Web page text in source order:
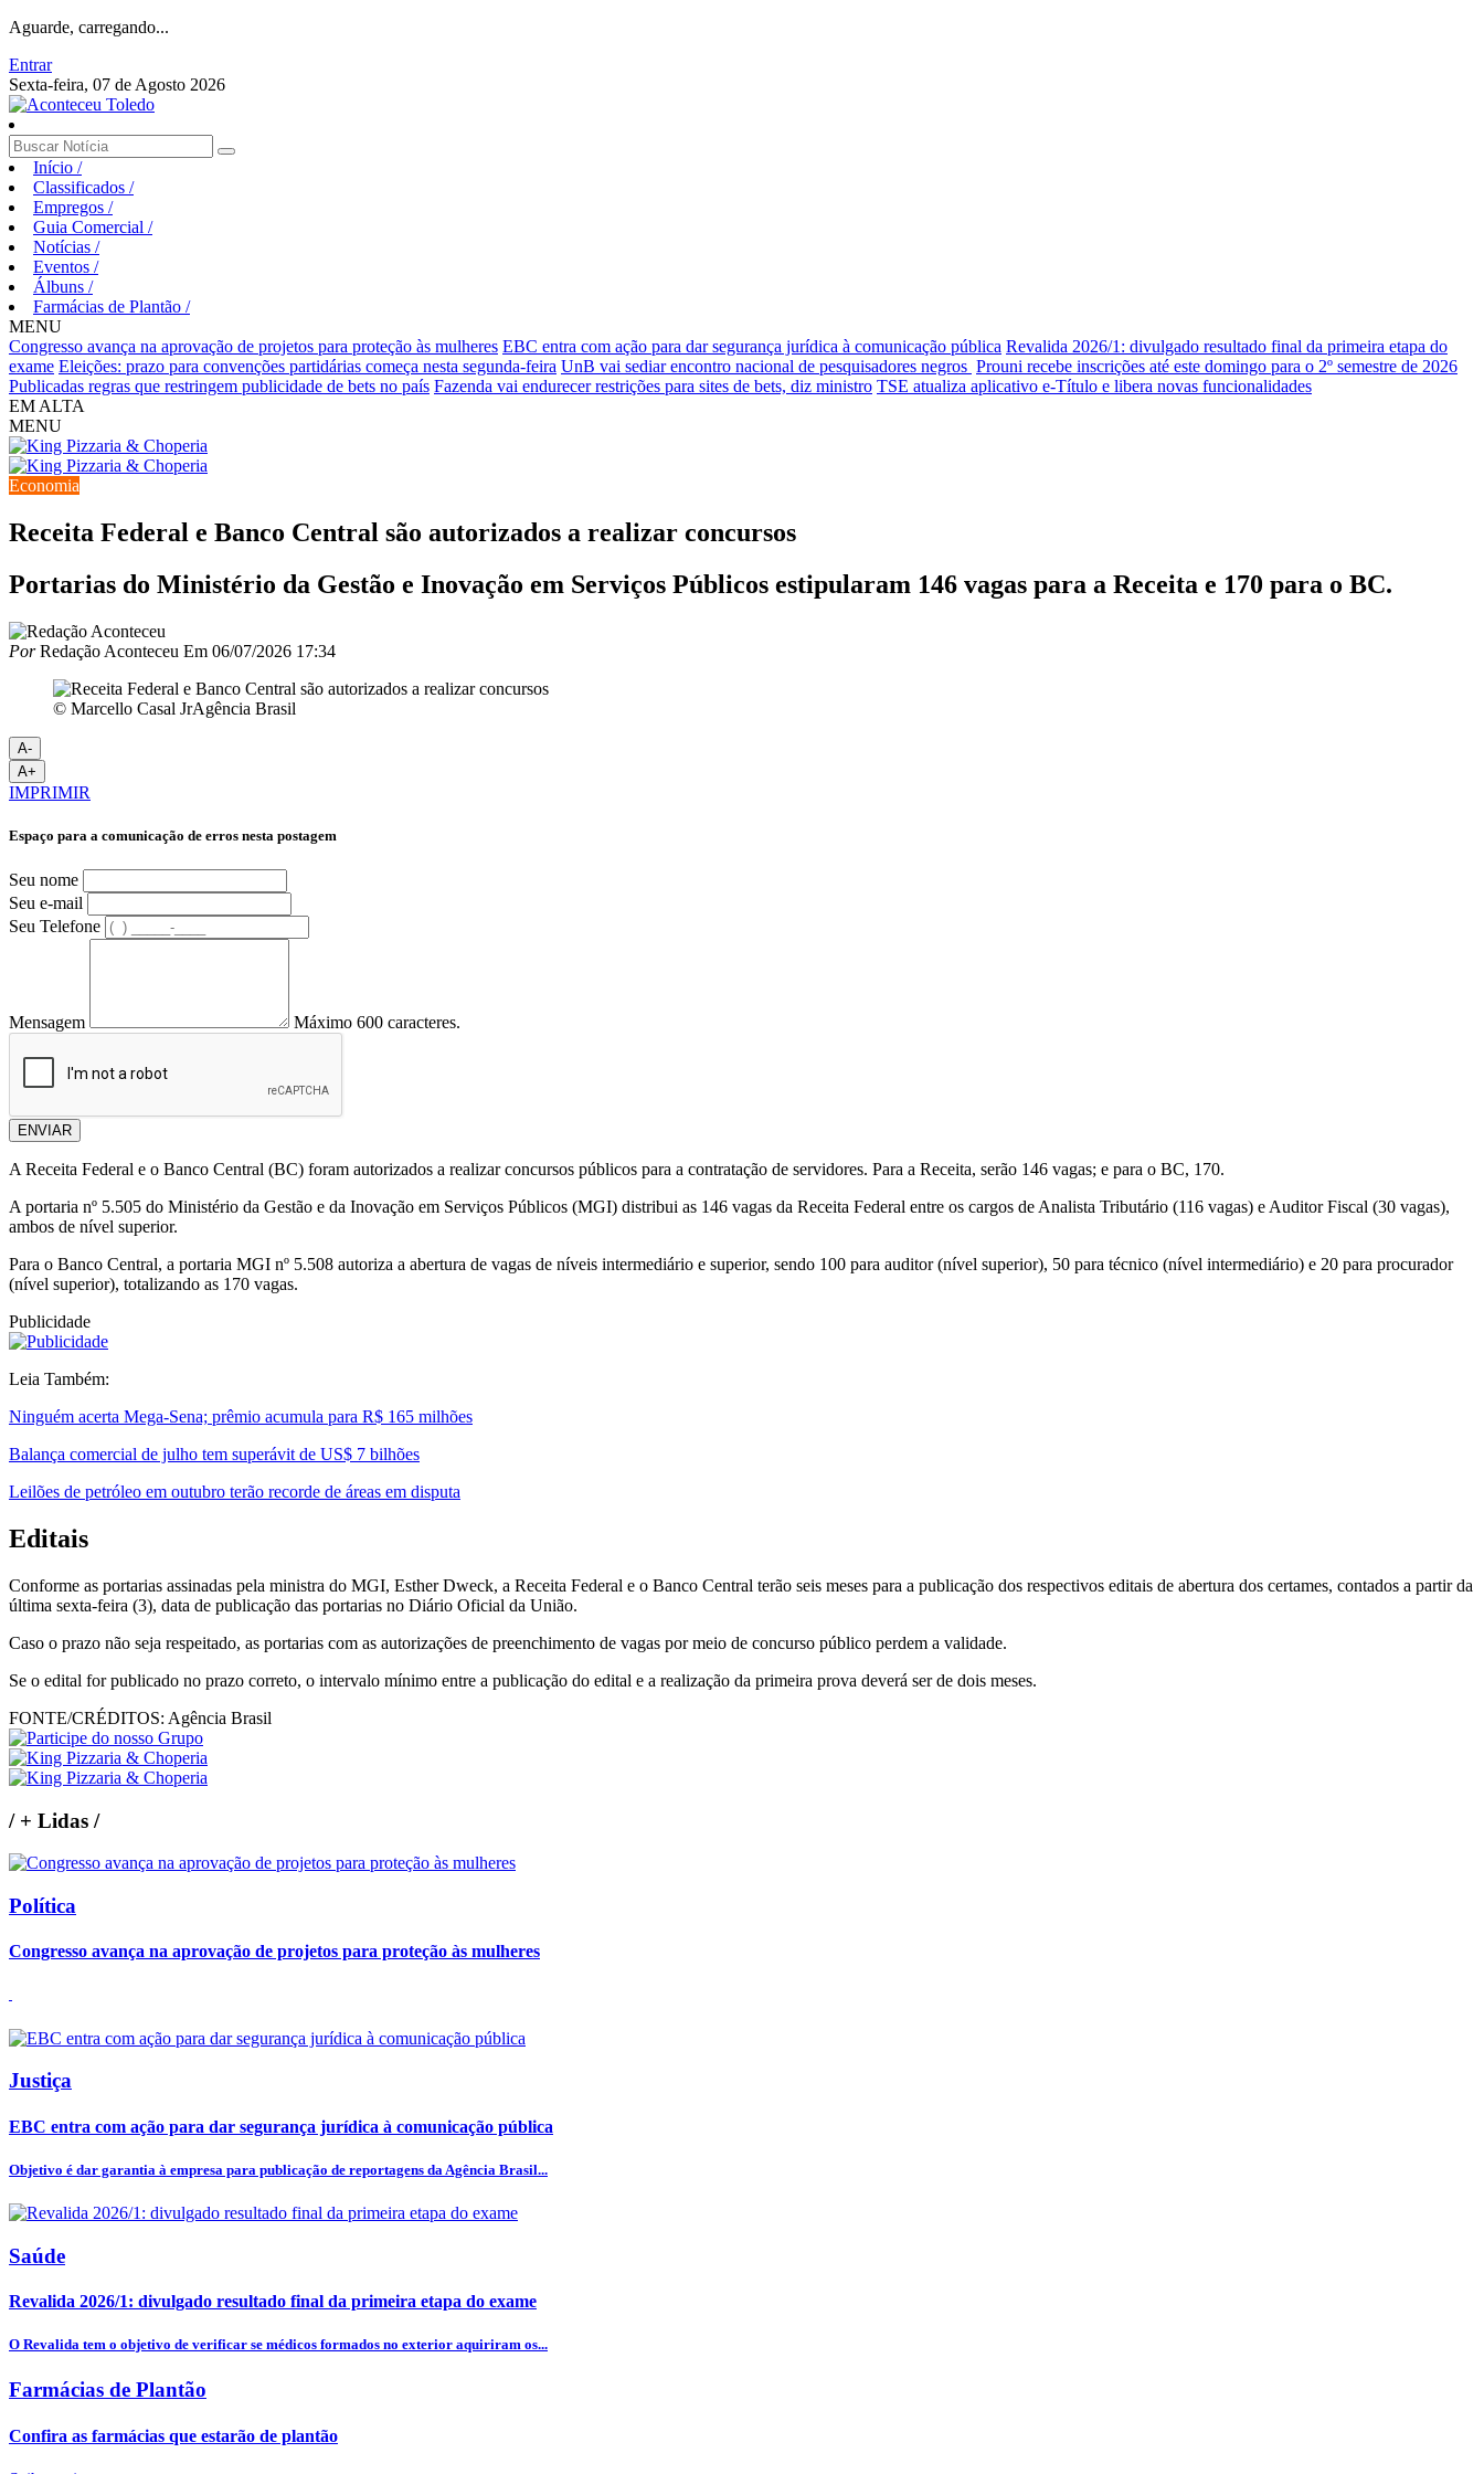
Aguarde, carregando...
Entrar
Sexta-feira, 07 de Agosto 2026
Início /
Classificados /
Empregos /
Guia Comercial /
Notícias /
Eventos /
Álbuns /
Farmácias de Plantão /
MENU
Congresso avança na aprovação de projetos para proteção às mulheres EBC entra com ação para dar segurança jurídica à comunicação pública Revalida 2026/1: divulgado resultado final da primeira etapa do
exame Eleições: prazo para convenções partidárias começa nesta segunda-feira UnB vai sediar encontro nacional de pesquisadores negros Prouni recebe inscrições até este domingo para o 2º semestre de 2026
Publicadas regras que restringem publicidade de bets no país Fazenda vai endurecer restrições para sites de bets, diz ministro TSE atualiza aplicativo e-Título e libera novas funcionalidades
EM ALTA
MENU
Economia
Receita Federal e Banco Central são autorizados a realizar concursos
Portarias do Ministério da Gestão e Inovação em Serviços Públicos estipularam 146 vagas para a Receita e 170 para o BC.
PorRedação Aconteceu Em 06/07/2026 17:34
© Marcello Casal JrAgência Brasil
A-
A+
IMPRIMIR
Espaço para a comunicação de erros nesta postagem
Seu nome
Seu e-mail
Seu Telefone
Mensagem Máximo 600 caracteres.
ENVIAR
A Receita Federal e o Banco Central (BC) foram autorizados a realizar concursos públicos para a contratação de servidores. Para a Receita, serão 146 vagas; e para o BC, 170.
A portaria nº 5.505 do Ministério da Gestão e da Inovação em Serviços Públicos (MGI) distribui as 146 vagas da Receita Federal entre os cargos de Analista Tributário (116 vagas) e Auditor Fiscal (30 vagas),
ambos de nível superior.
Para o Banco Central, a portaria MGI nº 5.508 autoriza a abertura de vagas de níveis intermediário e superior, sendo 100 para auditor (nível superior), 50 para técnico (nível intermediário) e 20 para procurador
(nível superior), totalizando as 170 vagas.
Publicidade
Leia Também:
Ninguém acerta Mega-Sena; prêmio acumula para R$ 165 milhões
Balança comercial de julho tem superávit de US$ 7 bilhões
Leilões de petróleo em outubro terão recorde de áreas em disputa
Editais
Conforme as portarias assinadas pela ministra do MGI, Esther Dweck, a Receita Federal e o Banco Central terão seis meses para a publicação dos respectivos editais de abertura dos certames, contados a partir da
última sexta-feira (3), data de publicação das portarias no Diário Oficial da União.
Caso o prazo não seja respeitado, as portarias com as autorizações de preenchimento de vagas por meio de concurso público perdem a validade.
Se o edital for publicado no prazo correto, o intervalo mínimo entre a publicação do edital e a realização da primeira prova deverá ser de dois meses.
FONTE/CRÉDITOS: Agência Brasil
/+ Lidas /
Política
Congresso avança na aprovação de projetos para proteção às mulheres
Justiça
EBC entra com ação para dar segurança jurídica à comunicação pública
Objetivo é dar garantia à empresa para publicação de reportagens da Agência Brasil...
Saúde
Revalida 2026/1: divulgado resultado final da primeira etapa do exame
O Revalida tem o objetivo de verificar se médicos formados no exterior aquiriram os...
Farmácias de Plantão
Confira as farmácias que estarão de plantão